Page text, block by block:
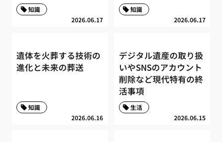
2026.06.17
知識
2026.06.17
知識
遺体を火葬する技術の
進化と未来の葬送
2026.06.16
知識
デジタル遺産の取り扱
いやSNSのアカウント
削除など現代特有の終
活事項
2026.06.15
生活